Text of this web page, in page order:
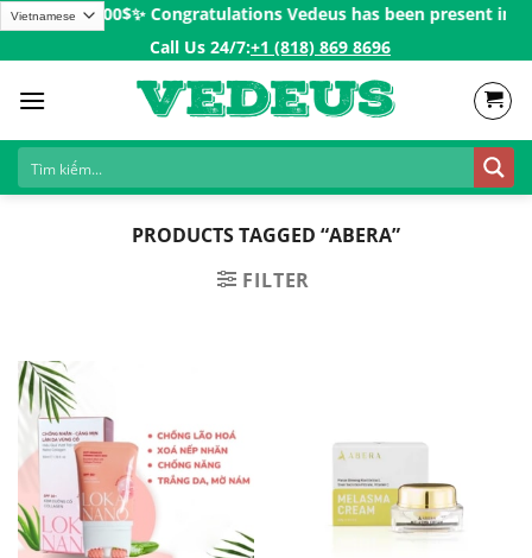
Skipover 200$ㅤ✨ Congratulations Vedeus has been present in
Call Us 24/7:ㅤ+1 (818) 869 8696
PRODUCTS TAGGED “ABERA”
FILTER